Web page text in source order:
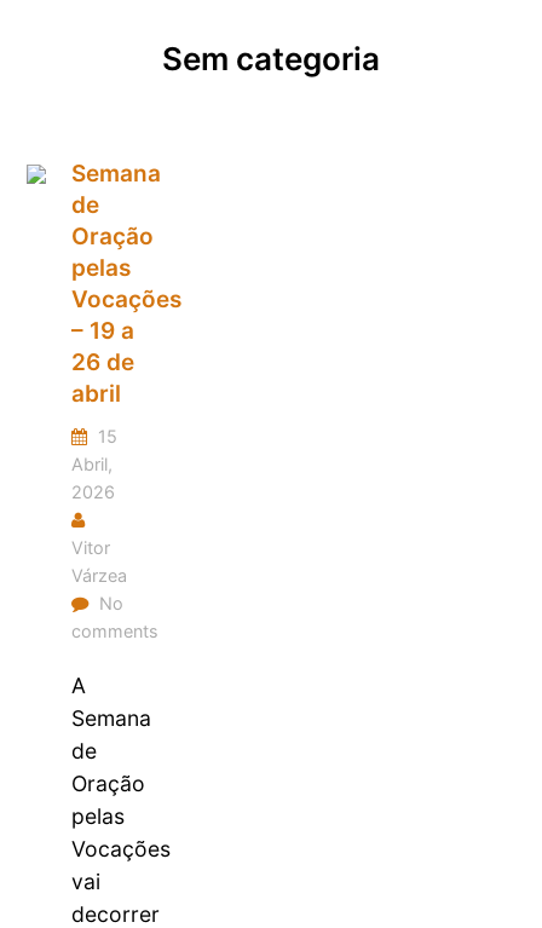
Sem categoria
Semana
de
Oração
pelas
Vocações
– 19 a
26 de
abril
15
Abril,
2026
Vitor
Várzea
No
comments
A
Semana
de
Oração
pelas
Vocações
vai
decorrer